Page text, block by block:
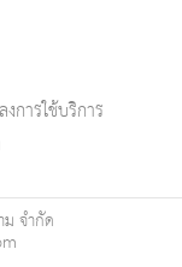
งการใช้บริการ
จำกัด